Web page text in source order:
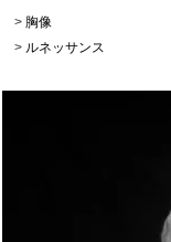
> 胸像
> ルネッサンス